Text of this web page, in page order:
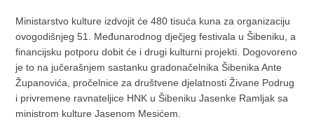
Ministarstvo kulture izdvojit će 480 tisuća kuna za organizaciju
ovogodišnjeg 51. Međunarodnog dječjeg festivala u Šibeniku, a
financijsku potporu dobit će i drugi kulturni projekti. Dogovoreno
je to na jučerašnjem sastanku gradonačelnika Šibenika Ante
Županovića, pročelnice za društvene djelatnosti Živane Podrug
i privremene ravnateljice HNK u Šibeniku Jasenke Ramljak sa
ministrom kulture Jasenom Mesićem.